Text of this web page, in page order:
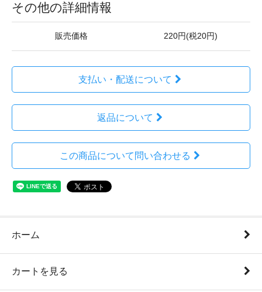
その他の詳細情報
販売価格 220円(税20円)
支払い・配送について
返品について
この商品について問い合わせる
ホーム
カートを見る